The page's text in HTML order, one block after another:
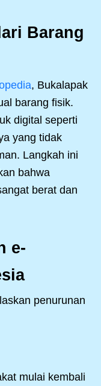
Barang
, Bukalapak
barang fisik.
digital seperti
yang tidak
Langkah ini
bahwa
berat dan
e-
penurunan
mulai kembali